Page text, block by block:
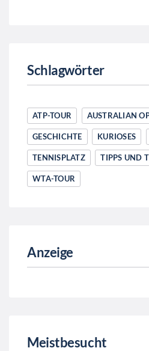
Schlagwörter
ATP-TOUR AUSTRALIAN
GESCHICHTE KURIOSES
TENNISPLATZ TIPPS UND
WTA-TOUR
Anzeige
Meistbesucht